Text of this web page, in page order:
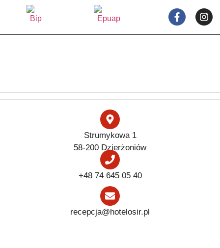
Strumykowa 1
58-200 Dzierżoniów
+48 74 645 05 40
recepcja@hotelosir.pl